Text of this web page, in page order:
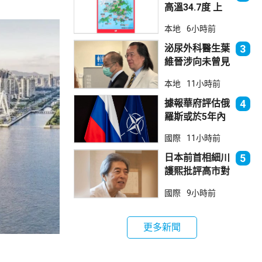
高溫34.7度 上
本地 6小時前
泌尿外科醫生葉
維晉涉向未曾見
委會繼續聆訊
3
本地 11小時前
據報華府評估俄
羅斯或於5年內
北約集體防禦
4
國際 11小時前
日本前首相細川
護熙批評高市對
5
國際 9小時前
更多新聞